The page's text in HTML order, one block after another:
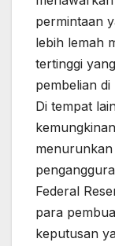
permintaan
lebih lemah
tertinggi
pembelian
Di tempat
Federal
para
keputusan